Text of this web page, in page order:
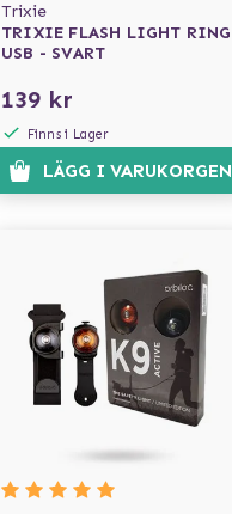
Trixie
TRIXIE FLASH LIGHT RING
USB - SVART
139 kr
Finns i Lager
LÄGG I VARUKORGEN